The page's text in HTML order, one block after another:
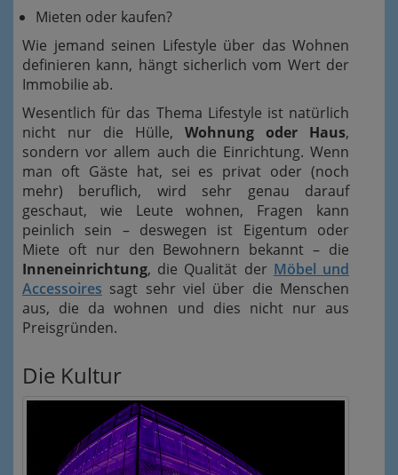
Mieten oder kaufen?
Wie jemand seinen Lifestyle über das Wohnen
definieren kann, hängt sicherlich vom Wert der
Immobilie ab.
Wesentlich für das Thema Lifestyle ist natürlich
nicht nur die Hülle, Wohnung oder Haus,
sondern vor allem auch die Einrichtung. Wenn
man oft Gäste hat, sei es privat oder (noch
mehr) beruflich, wird sehr genau darauf
geschaut, wie Leute wohnen, Fragen kann
peinlich sein – deswegen ist Eigentum oder
Miete oft nur den Bewohnern bekannt – die
Inneneinrichtung, die Qualität der Möbel und
Accessoires sagt sehr viel über die Menschen
aus, die da wohnen und dies nicht nur aus
Preisgründen.
Die Kultur